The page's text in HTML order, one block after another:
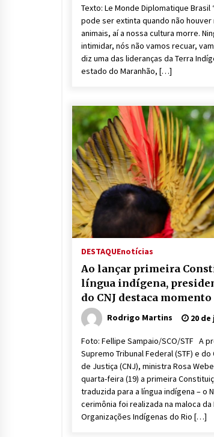
Texto: Le Monde Diplomatique Brasil
pode ser extinta quando não
animais, aí a nossa cultura morre.
intimidar, nós não vamos recuar,
diz uma das lideranças da Terra
estado do Maranhão, […]
DESTAQUEnotícias
Ao lançar primeira
língua indígena,
do CNJ destaca
para o Brasil
Rodrigo Martins 20 de
Foto: Fellipe Sampaio/SCO/STF A
Supremo Tribunal Federal (STF) e
de Justiça (CNJ), ministra Rosa
quarta-feira (19) a primeira
traduzida para a língua indígena – o
cerimônia foi realizada na maloca da
Organizações Indígenas do Rio […]